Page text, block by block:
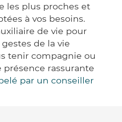
les plus proches et
à vos besoins.
de vie pour
de la vie
tenir compagnie ou
rassurante
par un conseiller